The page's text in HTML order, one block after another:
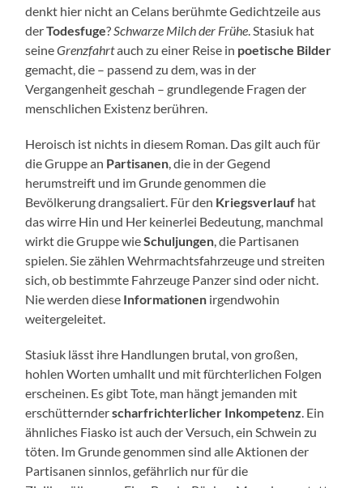
denkt hier nicht an Celans berühmte Gedichtzeile aus
derTodesfuge? Schwarze Milch der Frühe . Stasiuk hat
seineGrenzfahrtauch zu einer Reise in poetische Bilder
gemacht, die – passend zu dem, was in der
Vergangenheit geschah – grundlegende Fragen der
menschlichen Existenz berühren.
Heroisch ist nichts in diesem Roman. Das gilt auch für
die Gruppe an Partisanen , die in der Gegend
herumstreift und im Grunde genommen die
Bevölkerung drangsaliert. Für den Kriegsverlauf hat
das wirre Hin und Her keinerlei Bedeutung, manchmal
wirkt die Gruppe wieSchuljungen , die Partisanen
spielen. Sie zählen Wehrmachtsfahrzeuge und streiten
sich, ob bestimmte Fahrzeuge Panzer sind oder nicht.
Nie werden diese Informationen irgendwohin
weitergeleitet.
Stasiuk lässt ihre Handlungen brutal, von großen,
hohlen Worten umhallt und mit fürchterlichen Folgen
erscheinen. Es gibt Tote, man hängt jemanden mit
erschütternderscharfrichterlicher Inkompetenz . Ein
ähnliches Fiasko ist auch der Versuch, ein Schwein zu
töten. Im Grunde genommen sind alle Aktionen der
Partisanen sinnlos, gefährlich nur für die